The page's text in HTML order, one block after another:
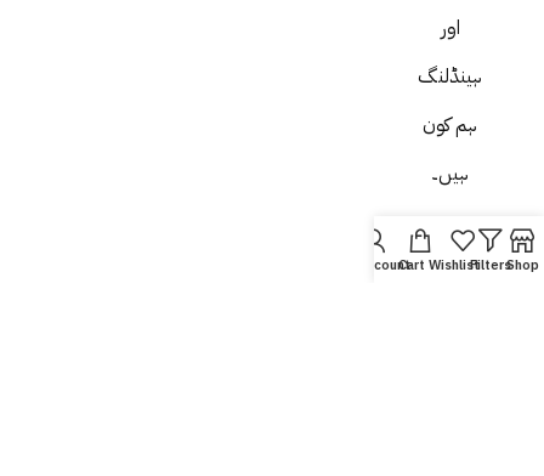
اور
ہینڈلنگ
ہم کون
ہیں۔
رابطہ
Shop
Filters
Wishlist
Cart
My account